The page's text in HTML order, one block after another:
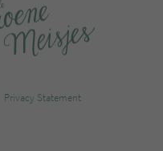
Privacy Statement